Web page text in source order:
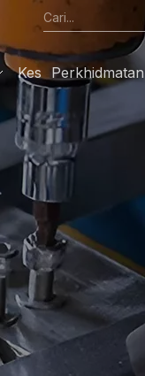
Kes Perkhidmatan